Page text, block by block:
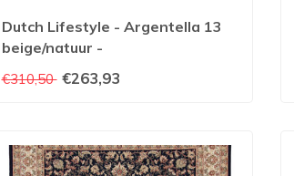
Dutch Lifestyle - Argentella 13
beige/natuur -
Vloerkleed - Beige
€310,50 €263,93